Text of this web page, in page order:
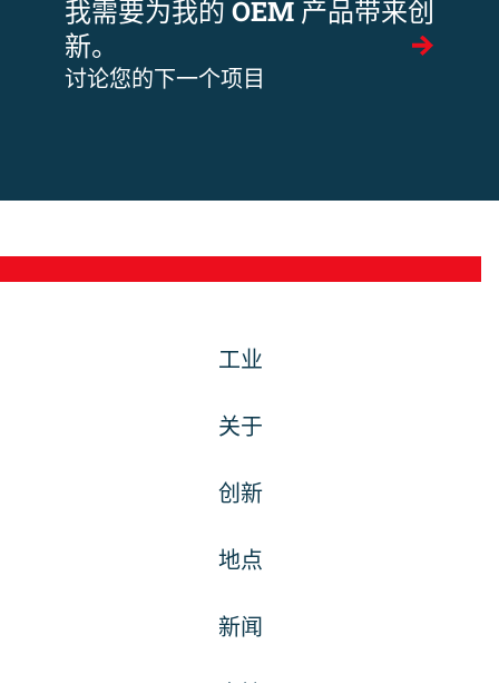
我需要为我的 OEM 产品带来创
新。
讨论您的下一个项目
工业
关于
创新
地点
新闻